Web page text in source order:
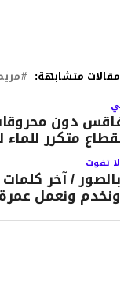
مقالات متشابهة:
دون محروقات
متكرر
لا تفوت
بالصور / آخر
ونخدم ونعمل عمرة